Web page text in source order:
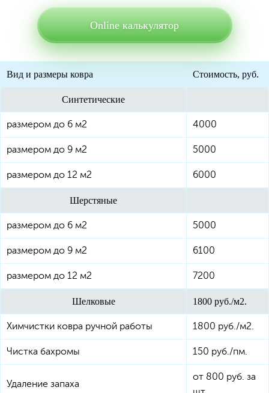
Online калькулятор
Вид и размеры ковра Стоимость, руб.
Синтетические
размером до 6 м2 4000
размером до 9 м2 5000
размером до 12 м2 6000
Шерстяные
размером до 6 м2 5000
размером до 9 м2 6100
размером до 12 м2 7200
Шелковые 1800 руб./м2.
Химчистки ковра ручной работы 1800 руб./м2.
Чистка бахромы 150 руб./пм.
Удаление запаха
от 800 руб. за